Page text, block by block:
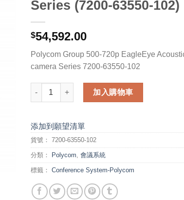
Series (7200-63550-102)
$54,592.00
Polycom Group 500-720p EagleEye
camera Series 7200-63550-102
Polycom Group 500-720p EagleEye Acoustic
加入購物車
添加到願望清單
貨號： 7200-63550-102
分類： Polycom 會議系統
標籤： Conference System-Polycom